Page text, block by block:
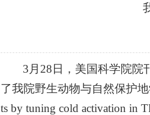
3月28日，美国科学院院
了我院野生动物与自然保护地
ts by tuning cold activation in